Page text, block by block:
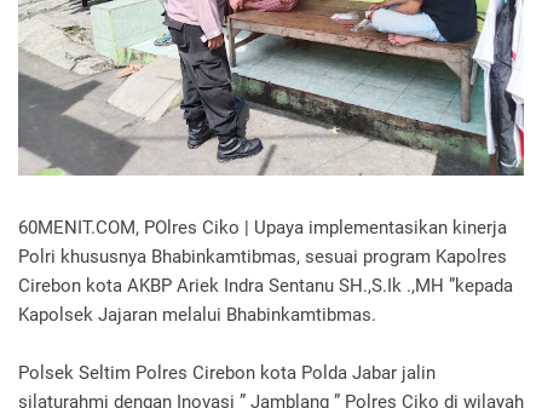
60MENIT.COM, POlres Ciko | Upaya implementasikan kinerja
Polri khususnya Bhabinkamtibmas, sesuai program Kapolres
Cirebon kota AKBP Ariek Indra Sentanu SH.,S.Ik .,MH ”kepada
Kapolsek Jajaran melalui Bhabinkamtibmas.
Polsek Seltim Polres Cirebon kota Polda Jabar jalin
silaturahmi dengan Inovasi ” Jamblang ” Polres Ciko di wilayah